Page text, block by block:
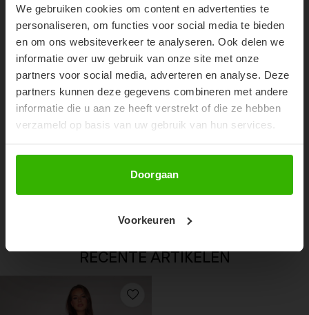
We gebruiken cookies om content en advertenties te
personaliseren, om functies voor social media te bieden
en om ons websiteverkeer te analyseren. Ook delen we
informatie over uw gebruik van onze site met onze
partners voor social media, adverteren en analyse. Deze
partners kunnen deze gegevens combineren met andere
informatie die u aan ze heeft verstrekt of die ze hebben
verzameld op basis van uw gebruik van hun services.
Doorgaan
Voorkeuren
Don't miss out on our trendy new drops or exclusive
RECENTE ARTIKELEN